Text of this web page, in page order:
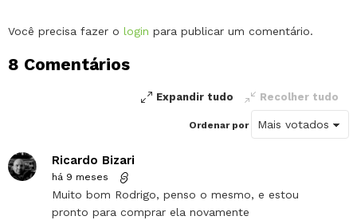
Deixe
comentário
Você precisa fazer o login para publicar um comentário.
8 Comentários
Expandir tudo Recolher tudo
Ordenar por
Ricardo Bizari
há 9 meses
Muito bom Rodrigo, penso o mesmo, e estou
pronto para comprar ela novamente